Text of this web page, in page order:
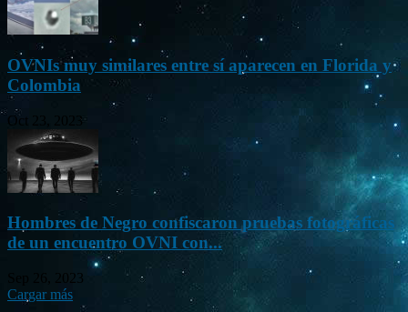
OVNIs muy similares entre sí aparecen en Florida y
Colombia
Oct 23, 2023
Hombres de Negro confiscaron pruebas fotográficas
de un encuentro OVNI con...
Sep 26, 2023
Cargar más